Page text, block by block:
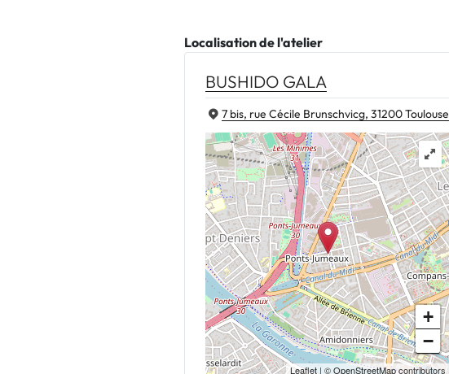
Localisation de l'atelier
BUSHIDO GALA
7 bis, rue Cécile Brunschvicg, 31200 Toulouse
+
−
Leaflet | ©OpenStreetMapcontributors